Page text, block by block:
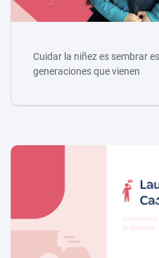
Cuidar la niñez es sembrar
generaciones que vienen